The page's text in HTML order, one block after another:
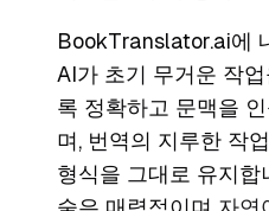
BookTranslator.ai에
AI가 초기 무거운 작
록 정확하고 문맥을
며, 번역의 지루한 작
형식을 그대로 유지합